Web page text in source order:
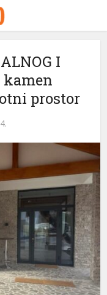
I
kamen
prostor